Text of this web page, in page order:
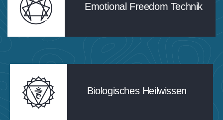
Emotional Freedom Technik
Biologisches Heilwissen